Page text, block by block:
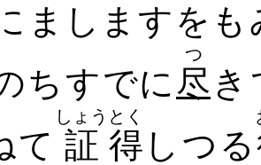
まします​を
ち​すでに尽
つ
て 証
しょう
得
とく
し​つる